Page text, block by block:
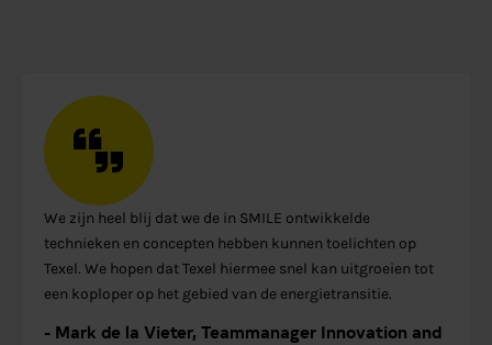
We zijn heel blij dat we de in SMILE ontwikkelde
technieken en concepten hebben kunnen toelichten op
Texel. We hopen dat Texel hiermee snel kan uitgroeien tot
een koploper op het gebied van de energietransitie.
- Mark de la Vieter, Teammanager Innovation and